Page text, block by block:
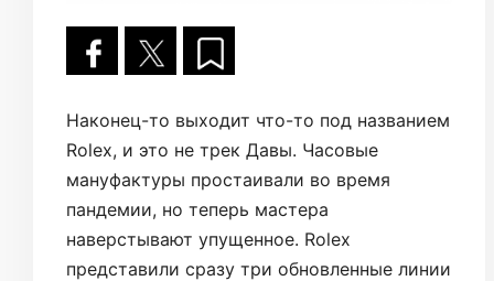
Наконец-то выходит что-то под названием
Rolex, и это не трек Давы. Часовые
мануфактуры простаивали во время
пандемии, но теперь мастера
наверстывают упущенное. Rolex
представили сразу три обновленные линии